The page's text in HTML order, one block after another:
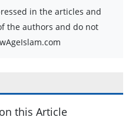
in the articles and
the authors and do not
this Article